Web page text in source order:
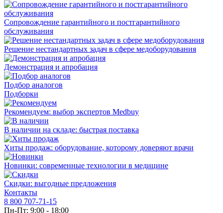
Сопровождение гарантийного и постгарантийного
обслуживания
Решение нестандартных задач в сфере медоборудования
Демонстрация и апробация
Подбор аналогов
Подборки
Рекомендуем: выбор экспертов Medbuy
В наличии на складе: быстрая поставка
Хиты продаж: оборудование, которому доверяют врачи
Новинки: современные технологии в медицине
Скидки: выгодные предложения
Контакты
8 800 707-71-15
Пн-Пт: 9:00 - 18:00